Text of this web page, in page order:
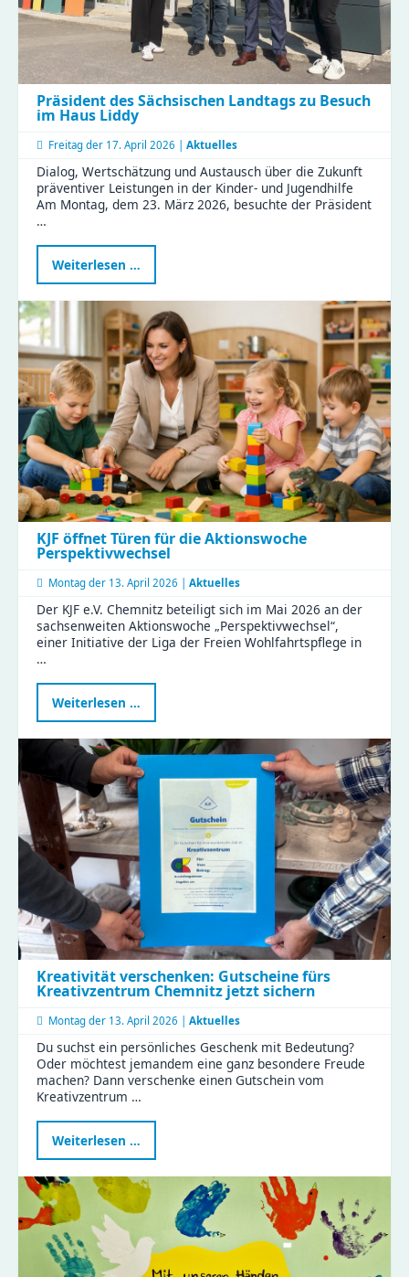
Präsident des Sächsischen Landtags zu Besuch
im Haus Liddy
Freitag der 17. April 2026 | Aktuelles
Dialog, Wertschätzung und Austausch über die Zukunft
präventiver Leistungen in der Kinder- und Jugendhilfe
Am Montag, dem 23. März 2026, besuchte der Präsident
…
Weiterlesen …
des
Sächsischen
Landtags
zu
Besuch
im
Haus
Liddy
KJF öffnet Türen für die Aktionswoche
Perspektivwechsel
Montag der 13. April 2026 | Aktuelles
Der KJF e.V. Chemnitz beteiligt sich im Mai 2026 an der
sachsenweiten Aktionswoche „Perspektivwechsel“,
einer Initiative der Liga der Freien Wohlfahrtspflege in
…
Weiterlesen …
öffnet
Türen
für
die
Aktionswoche
Perspektivwechsel
Kreativität verschenken: Gutscheine fürs
Kreativzentrum Chemnitz jetzt sichern
Montag der 13. April 2026 | Aktuelles
Du suchst ein persönliches Geschenk mit Bedeutung?
Oder möchtest jemandem eine ganz besondere Freude
machen? Dann verschenke einen Gutschein vom
Kreativzentrum …
Weiterlesen …
verschenken:
Gutscheine
fürs
Kreativzentrum
Chemnitz
jetzt
sichern